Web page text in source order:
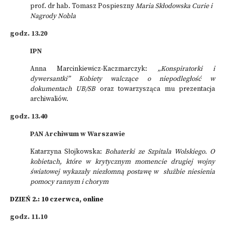
prof. dr hab. Tomasz PospiesznyMaria Skłodowska Curie i
Nagrody Nobla
godz. 13.20
IPN
Anna Marcinkiewicz-Kaczmarczyk: „Konspiratorki i
dywersantki” Kobiety walczące o niepodległość w
dokumentach UB/SBoraz towarzysząca mu prezentacja
archiwaliów.
godz. 13.40
PAN Archiwum w Warszawie
Katarzyna Słojkowska:Bohaterki ze Szpitala Wolskiego. O
kobietach, które w krytycznym momencie drugiej wojny
światowej wykazały niezłomną postawę w służbie niesienia
pomocy rannym i chorym
DZIEŃ 2.: 10 czerwca, online
godz. 11.10